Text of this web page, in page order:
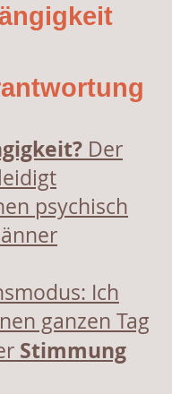
Der
psychisch
Ich
ganzen Tag
Stimmung